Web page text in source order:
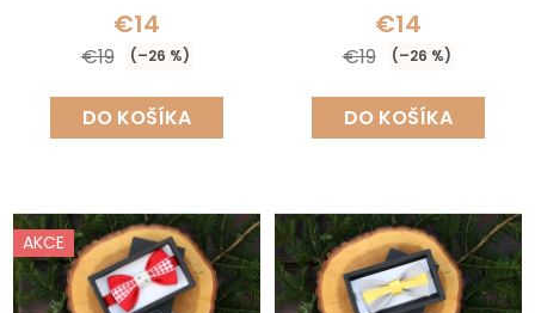
€14
€19 (–26 %)
DO KOŠÍKA
€14
€19 (–26 %)
DO KOŠÍKA
AKCE